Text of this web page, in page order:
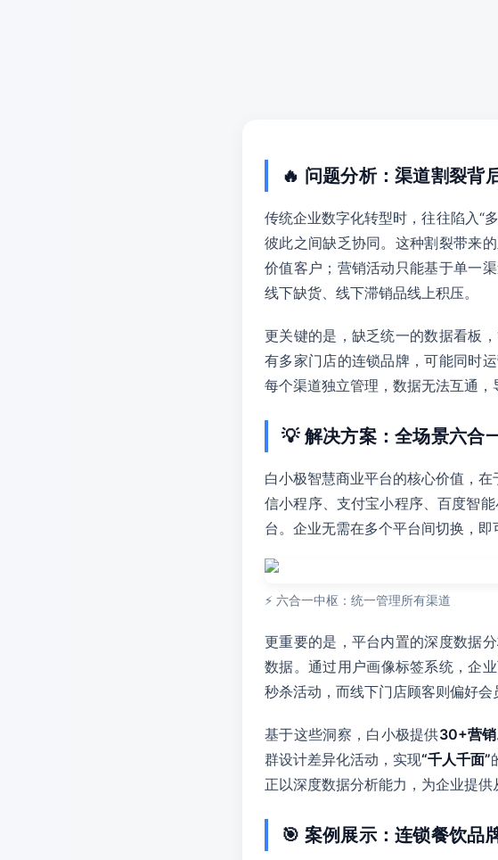
🔥 问题分析：渠道割裂背
传统企业数字化转型时，往往陷入“
彼此之间缺乏协同。这种割裂带来
价值客户；营销活动只能基于单一
线下缺货、线下滞销品线上积压。
更关键的是，缺乏统一的数据看板
有多家门店的连锁品牌，可能同时
每个渠道独立管理，数据无法互通，
💡 解决方案：全场景六合
白小极智慧商业平台的核心价值，
信小程序、支付宝小程序、百度智
台。企业无需在多个平台间切换，即
⚡ 六合一中枢：统一管理所有渠道
更重要的是，平台内置的深度数据
数据。通过用户画像标签系统，企
秒杀活动，而线下门店顾客则偏好会
基于这些洞察，白小极提供30+营
群设计差异化活动，实现“千人千面”
正以深度数据分析能力，为企业提供
🎯 案例展示：连锁餐饮品